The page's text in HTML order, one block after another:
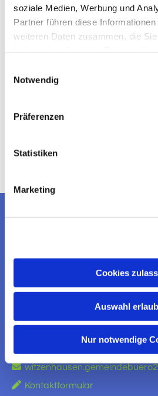
soziale Medien, Werbung und
Partner führen diese
weiteren Daten zusammen, die
Notwendig
Präferenzen
Statistiken
Marketing
Cookies
Auswahl
Nur notwendige
KONTAKT AUFNEHMEN
Ev. Kirchengemeinde

 Kontaktformular